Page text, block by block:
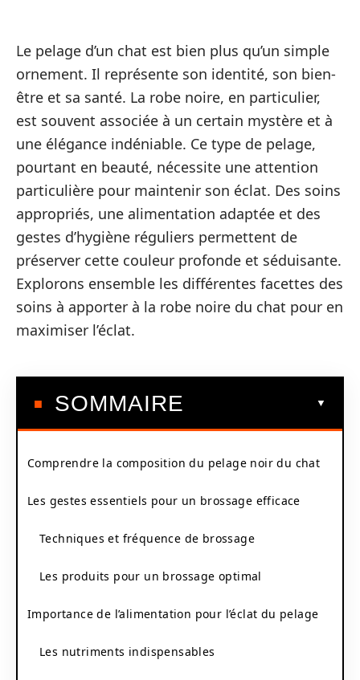
Le pelage d’un chat est bien plus qu’un simple
ornement. Il représente son identité, son bien-
être et sa santé. La robe noire, en particulier,
est souvent associée à un certain mystère et à
une élégance indéniable. Ce type de pelage,
pourtant en beauté, nécessite une attention
particulière pour maintenir son éclat. Des soins
appropriés, une alimentation adaptée et des
gestes d’hygiène réguliers permettent de
préserver cette couleur profonde et séduisante.
Explorons ensemble les différentes facettes des
soins à apporter à la robe noire du chat pour en
maximiser l’éclat.
SOMMAIRE
Comprendre la composition du pelage noir du chat
Les gestes essentiels pour un brossage efficace
Techniques et fréquence de brossage
Les produits pour un brossage optimal
Importance de l’alimentation pour l’éclat du pelage
Les nutriments indispensables